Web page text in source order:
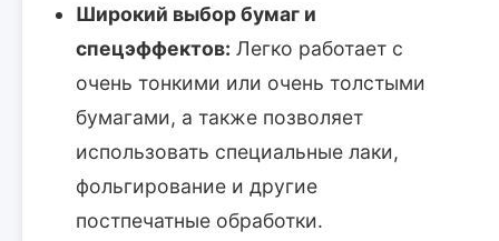
Широкий выбор бумаг и
спецэффектов: Легко работает с
очень тонкими или очень толстыми
бумагами, а также позволяет
использовать специальные лаки,
фольгирование и другие
постпечатные обработки.